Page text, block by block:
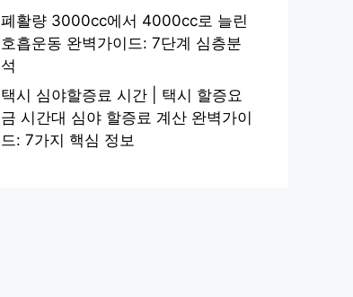
폐활량 3000cc에서 4000cc로 늘린
호흡운동 완벽가이드: 7단계 심층분
석
택시 심야할증료 시간 | 택시 할증요
금 시간대 심야 할증료 계산 완벽가이
드: 7가지 핵심 정보